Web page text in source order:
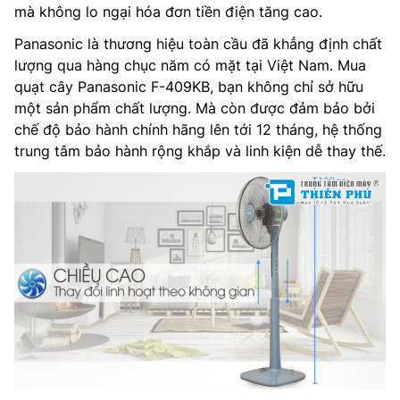
mà không lo ngại hóa đơn tiền điện tăng cao.
Panasonic là thương hiệu toàn cầu đã khẳng định chất
lượng qua hàng chục năm có mặt tại Việt Nam. Mua
quạt cây Panasonic F-409KB, bạn không chỉ sở hữu
một sản phẩm chất lượng. Mà còn được đảm bảo bởi
chế độ bảo hành chính hãng lên tới 12 tháng, hệ thống
trung tâm bảo hành rộng khắp và linh kiện dễ thay thế.